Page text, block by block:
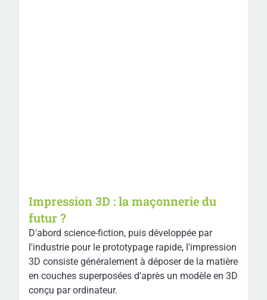
Impression 3D : la maçonnerie du
futur ?
D'abord science-fiction, puis développée par
l'industrie pour le prototypage rapide, l'impression
3D consiste généralement à déposer de la matière
en couches superposées d'après un modèle en 3D
conçu par ordinateur.